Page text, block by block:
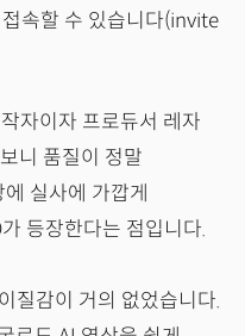
속할 수 있습니다(invite
자이자 프로듀서 레자
니 품질이 정말
실사에 가깝게
등장한다는 점입니다.
질감이 거의 없었습니다.